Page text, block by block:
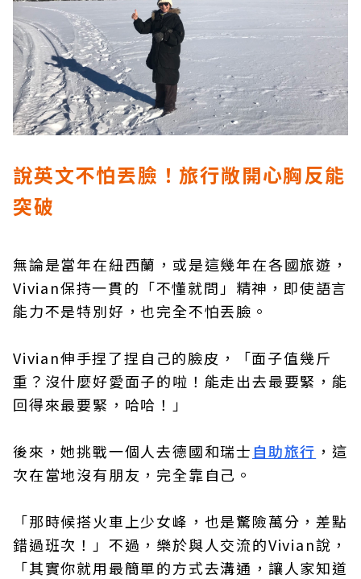
說英文不怕丟臉！旅行敞開心胸反能
突破
無論是當年在紐西蘭，或是這幾年在各國旅遊，
Vivian保持一貫的「不懂就問」精神，即使語言
能力不是特別好，也完全不怕丟臉。
Vivian伸手捏了捏自己的臉皮，「面子值幾斤
重？沒什麼好愛面子的啦！能走出去最要緊，能
回得來最要緊，哈哈！」
後來，她挑戰一個人去德國和瑞士自助旅行 ，這
次在當地沒有朋友，完全靠自己。
「那時候搭火車上少女峰，也是驚險萬分，差點
錯過班次！」不過，樂於與人交流的Vivian說，
「其實你就用最簡單的方式去溝通，讓人家知道